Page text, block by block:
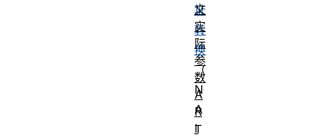
址
转
换
（
N
A
T
文
实
际
参
数
A
R
I